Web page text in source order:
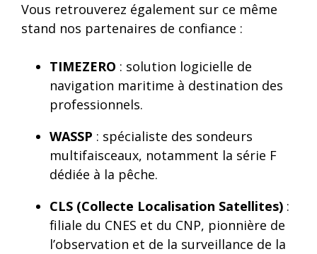
Vous retrouverez également sur ce même
stand nos partenaires de confiance :
TIMEZERO : solution logicielle de
navigation maritime à destination des
professionnels.
WASSP : spécialiste des sondeurs
multifaisceaux, notamment la série F
dédiée à la pêche.
CLS (Collecte Localisation Satellites) :
filiale du CNES et du CNP, pionnière de
l’observation et de la surveillance de la